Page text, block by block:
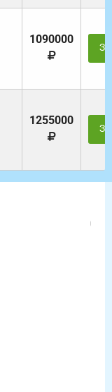
1090000
1255000